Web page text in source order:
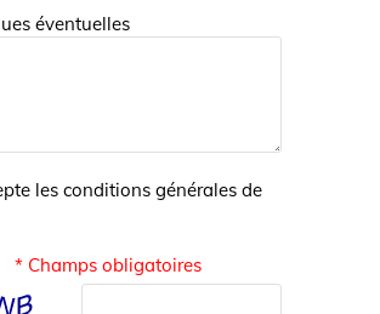
éventuelles
les conditions générales de
* Champs obligatoires